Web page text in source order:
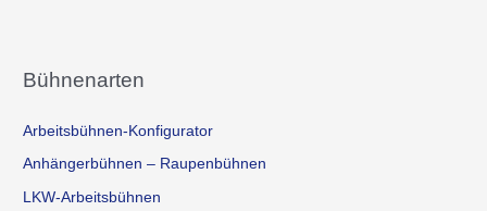
Bühnenarten
Arbeitsbühnen-Konfigurator
Anhängerbühnen – Raupenbühnen
LKW-Arbeitsbühnen